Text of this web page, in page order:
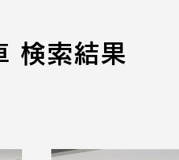
検索結果